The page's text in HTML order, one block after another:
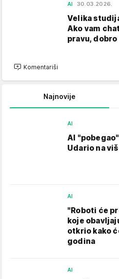
AI 30.03.2026.
Velika
Ako vam
pravu,
Komentariši
Najnovije
AI
AI
Udario na
AI
"Roboti će
koje
otkrio kako
godina
AI